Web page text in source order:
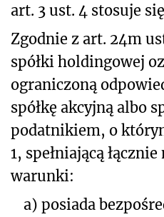
art. 3 ust. 4 stosuje
Zgodnie z art. 24m
spółki holdingowej
ograniczoną
spółkę akcyjną albo
podatnikiem, o
1, spełniającą
warunki:
a) posiada